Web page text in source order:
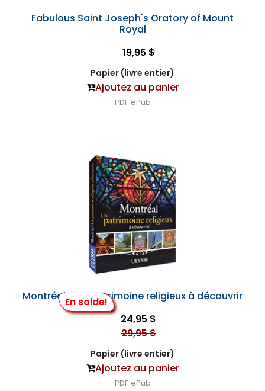
Fabulous Saint Joseph's Oratory of Mount
Royal
19,95 $
Papier (livre entier)
Ajoutez au panier
PDF ePub
En solde!
Montréal - Un patrimoine religieux à découvrir
24,95 $
29,95 $
Papier (livre entier)
Ajoutez au panier
PDF ePub